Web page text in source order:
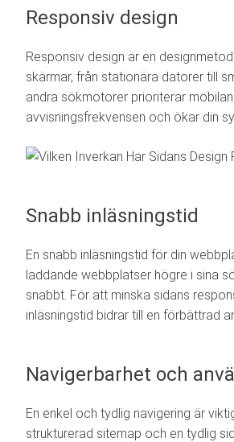
Responsiv design
Responsiv design är en
skärmar, från stationära datorer till
andra sökmotorer prioriterar
avvisningsfrekvensen och ökar din
Snabb inläsningstid
En snabb inläsningstid för din
laddande webbplatser högre i sina
snabbt. För att minska sidans
inläsningstid bidrar till en förbättrad
Navigerbarhet och
En enkel och tydlig navigering är
strukturerad sitemap och en tydlig